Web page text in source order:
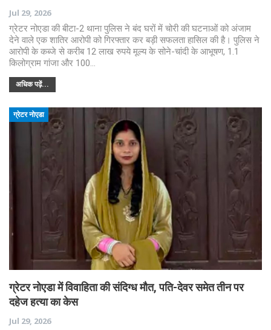
Jul 29, 2026
ग्रेटर नोएडा की बीटा-2 थाना पुलिस ने बंद घरों में चोरी की घटनाओं को अंजाम
देने वाले एक शातिर आरोपी को गिरफ्तार कर बड़ी सफलता हासिल की है। पुलिस ने
आरोपी के कब्जे से करीब 12 लाख रुपये मूल्य के सोने-चांदी के आभूषण, 1.1
किलोग्राम गांजा और 100…
अधिक पढ़ें...
ग्रेटर नोएडा
ग्रेटर नोएडा में विवाहिता की संदिग्ध मौत, पति-देवर समेत तीन पर
दहेज हत्या का केस
Jul 29, 2026